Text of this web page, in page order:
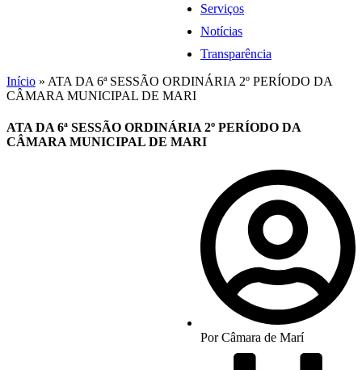
Serviços
Notícias
Transparência
Início » ATA DA 6ª SESSÃO ORDINÁRIA 2º PERÍODO DA
CÂMARA MUNICIPAL DE MARI
ATA DA 6ª SESSÃO ORDINÁRIA 2º PERÍODO DA
CÂMARA MUNICIPAL DE MARI
PorCâmara de Marí